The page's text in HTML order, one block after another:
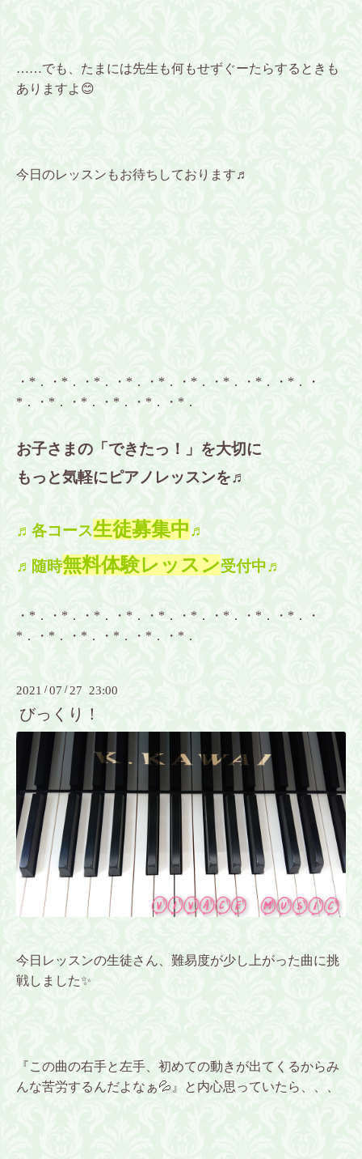
……でも、たまには先生も何もせずぐーたらするときも
ありますよ😊
今日のレッスンもお待ちしております♬
・*．・*．・*．・*．・*．・*．・*．・*．・*．・
*．・*．・*．・*．・*．・*．
お子さまの「できたっ！」を大切に
もっと気軽にピアノレッスンを♬
♬各コース生徒募集中♬
♬随時無料体験レッスン受付中♬
・*．・*．・*．・*．・*．・*．・*．・*．・*．・
*．・*．・*．・*．・*．・*．
2021 /07 / 27 23:00
びっくり！
今日レッスンの生徒さん、難易度が少し上がった曲に挑
戦しました✨
『この曲の右手と左手、初めての動きが出てくるからみ
んな苦労するんだよなぁ💦』と内心思っていたら、、、